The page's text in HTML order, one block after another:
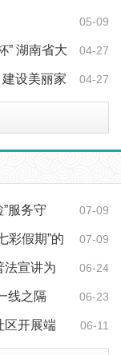
05-09
04-27
” 湖南省大
04-27
设美丽家
07-09
服务守
07-09
彩假期”的
06-24
宣讲为
06-23
线之隔
06-11
开展端